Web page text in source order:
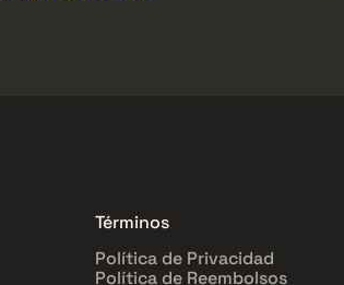
Términos
Política de Privacidad
Política de Reembolsos